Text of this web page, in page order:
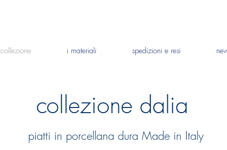
i materiali spedizioni e resi
collezione dalia
piatti in porcellana dura Made in Italy